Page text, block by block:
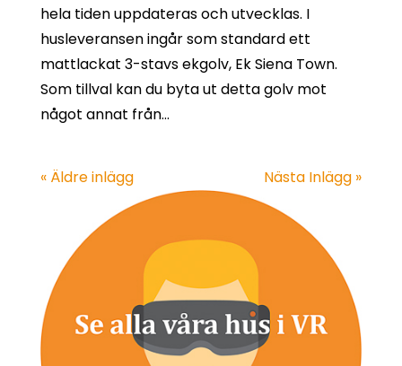
hela tiden uppdateras och utvecklas. I
husleveransen ingår som standard ett
mattlackat 3-stavs ekgolv, Ek Siena Town.
Som tillval kan du byta ut detta golv mot
något annat från...
« Äldre inlägg Nästa Inlägg »